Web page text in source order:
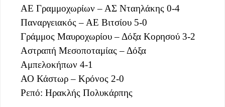
ΑΕ Γραμμοχωρίων – ΑΣ Νταηλάκης 0-4
Παναργειακός – ΑΕ Βιτσίου 5-0
Γράμμος Μαυροχωρίου – Δόξα Κορησού 3-2
Αστραπή Μεσοποταμίας – Δόξα
Αμπελοκήπων 4-1
ΑΟ Κάστωρ – Κρόνος 2-0
Ρεπό: Ηρακλής Πολυκάρπης